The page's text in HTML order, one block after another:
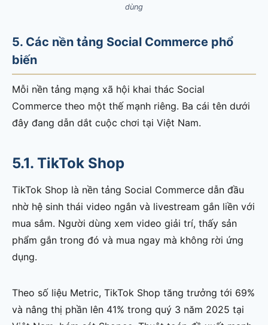
dùng
5. Các nền tảng Social Commerce phổ
biến
Mỗi nền tảng mạng xã hội khai thác Social
Commerce theo một thế mạnh riêng. Ba cái tên dưới
đây đang dẫn dắt cuộc chơi tại Việt Nam.
5.1. TikTok Shop
TikTok Shop là nền tảng Social Commerce dẫn đầu
nhờ hệ sinh thái video ngắn và livestream gắn liền với
mua sắm. Người dùng xem video giải trí, thấy sản
phẩm gắn trong đó và mua ngay mà không rời ứng
dụng.
Theo số liệu Metric, TikTok Shop tăng trưởng tới 69%
và nâng thị phần lên 41% trong quý 3 năm 2025 tại